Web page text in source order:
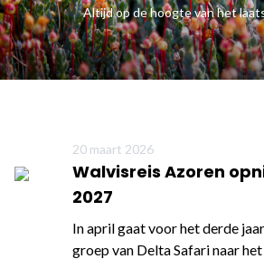
Altijd op de hoogte van het
20 maart 2026
Walvisreis Azoren
2027
In april gaat voor het derde
groep van Delta Safari naar